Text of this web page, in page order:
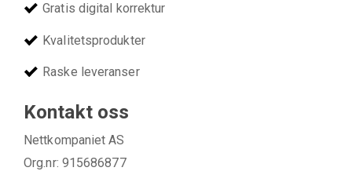
Gratis digital korrektur
Kvalitetsprodukter
Raske leveranser
Kontakt oss
Nettkompaniet AS
Org.nr: 915686877